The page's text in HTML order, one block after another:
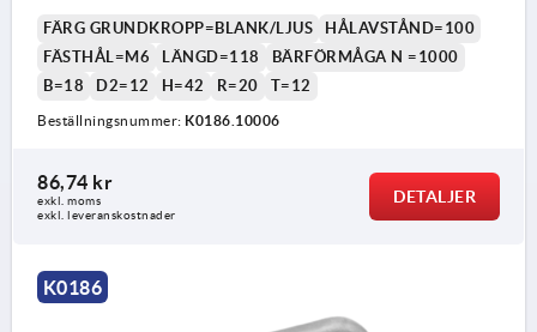
FÄRG GRUNDKROPP=BLANK/LJUS
HÅLAVSTÅND=100
FÄSTHÅL=M6
LÄNGD=118
BÄRFÖRMÅGA N =1000
B=18
D2=12 H=42 R=20 T=12
Beställningsnummer: K0186.10006
86,74 kr
exkl. moms
exkl. leveranskostnader
DETALJER
K0186